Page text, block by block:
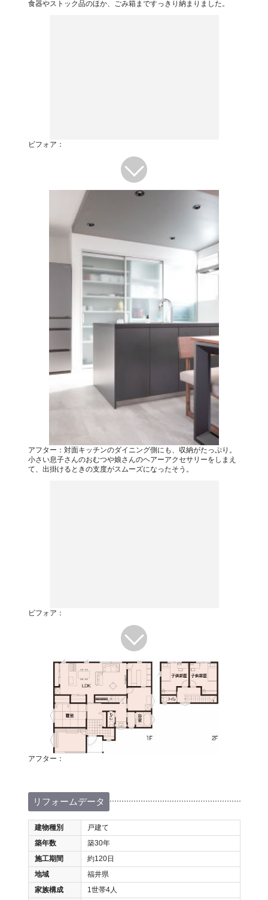
食器やストック品のほか、ごみ箱まですっきり納まりました。
ビフォア：
アフター：対面キッチンのダイニング側にも、収納がたっぷり。
小さい息子さんのおむつや娘さんのヘアーアクセサリーをしまえ
て、出掛けるときの支度がスムーズになったそう。
ビフォア：
アフター：
リフォームデータ
建物種別
戸建て
築年数
築30年
施工期間
約120日
地域
福井県
家族構成
1世帯4人